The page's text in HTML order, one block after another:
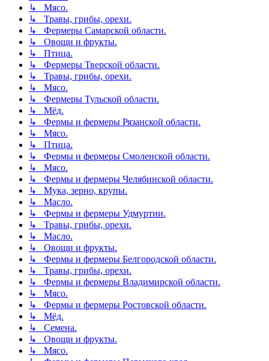
↳ Мясо.
↳ Травы, грибы, орехи.
↳ Фермеры Самарской области.
↳ Овощи и фрукты.
↳ Птица.
↳ Фермеры Тверской области.
↳ Травы, грибы, орехи.
↳ Мясо.
↳ Фермеры Тульской области.
↳ Мёд.
↳ Фермы и фермеры Рязанской области.
↳ Мясо.
↳ Птица.
↳ Фермы и фермеры Смоленской области.
↳ Мясо.
↳ Фермы и фермеры Челябинской области.
↳ Мука, зерно, крупы.
↳ Масло.
↳ Фермы и фермеры Удмуртии.
↳ Травы, грибы, орехи.
↳ Масло.
↳ Овощи и фрукты.
↳ Фермы и фермеры Белгородской области.
↳ Травы, грибы, орехи.
↳ Фермы и фермеры Владимирской области.
↳ Мясо.
↳ Фермы и фермеры Ростовской области.
↳ Мёд.
↳ Семена.
↳ Овощи и фрукты.
↳ Мясо.